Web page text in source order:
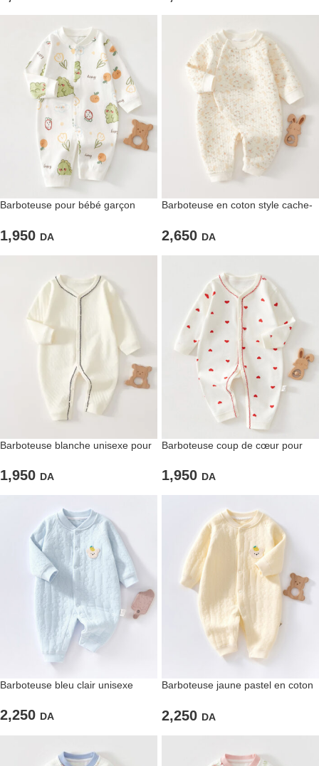
Barboteuse pour bébé garçon
1,950 DA
Barboteuse en coton style cache-
2,650 DA
Barboteuse blanche unisexe pour
1,950 DA
Barboteuse coup de cœur pour
1,950 DA
Barboteuse bleu clair unisexe
2,250 DA
Barboteuse jaune pastel en coton
2,250 DA